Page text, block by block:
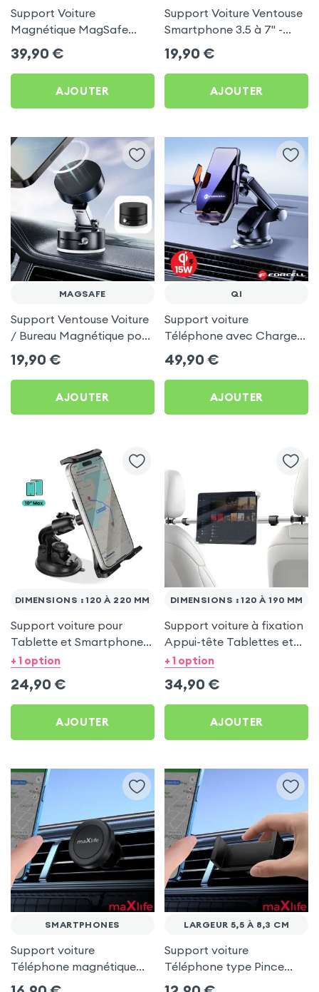
Support Voiture
Magnétique MagSafe
Double Téléphone,
Tableau de bord -
Acefast
39,90 €
AJOUTER
Support Voiture Ventouse
Smartphone 3.5 à 7'' -
Fixation Tableau de bord
Noir
19,90 €
AJOUTER
MAGSAFE
Support Ventouse Voiture
/ Bureau Magnétique pour
Téléphone et iPhone
19,90 €
AJOUTER
QI
Support voiture
Téléphone avec Charge
induction QI 15W intégrée
- Forcell F-GRIP
49,90 €
AJOUTER
DIMENSIONS : 120 À 220 MM
Support voiture pour
Tablette et Smartphone 7
à 10'' - Fixation à ventouse
de bord Noir
+ 1 option
24,90 €
AJOUTER
DIMENSIONS : 120 À 190 MM
Support voiture à fixation
Appui-tête Tablettes et
Smartphones 7 à 11'',
+ 1 option
34,90 €
AJOUTER
SMARTPHONES
Support voiture
Téléphone magnétique
fixation grille d'aération -
LARGEUR 5,5 À 8,3 CM
Support voiture
Téléphone type Pince
fixation grille d'aération -